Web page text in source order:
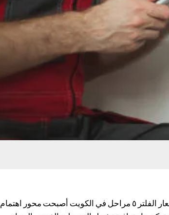
اسعار الفلتر ٥ مراحل إذا كنت تبحث عن مياه صحية ونقية في منزلك، فاختيار الفلتر المناسب أمر لا يمكن التهاون فيه. اسعار الفلتر ٥ مراحل في الكويت أصبحت محور اهتمام